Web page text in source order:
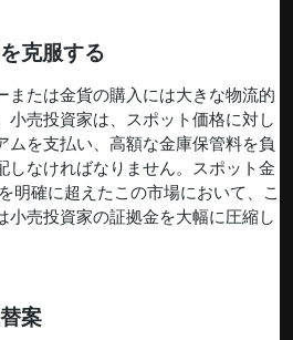
克服する
または金貨の購入には大きな物流的
小売投資家は、スポット価格に対し
ムを支払い、高額な金庫保管料を負
しなければなりません。スポット金
明確に超えたこの市場において、こ
小売投資家の証拠金を大幅に圧縮し
案